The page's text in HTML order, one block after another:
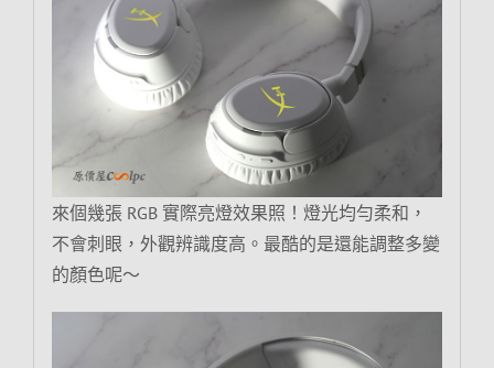
來個幾張 RGB 實際亮燈效果照！燈光均勻柔和，
不會刺眼，外觀辨識度高。最酷的是還能調整多變
的顏色呢～